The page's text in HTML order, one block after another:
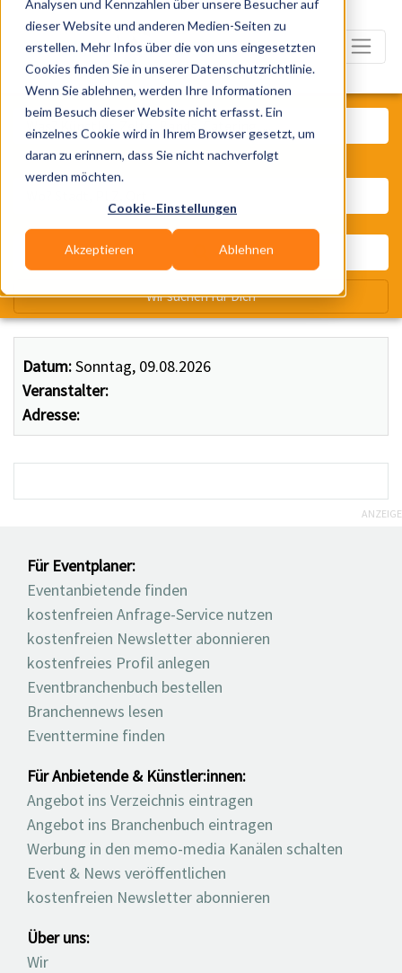
Analysen und Kennzahlen über unsere Besucher auf
dieser Website und anderen Medien-Seiten zu
erstellen. Mehr Infos über die von uns eingesetzten
Cookies finden Sie in unserer Datenschutzrichtlinie.
Wenn Sie ablehnen, werden Ihre Informationen
beim Besuch dieser Website nicht erfasst. Ein
einzelnes Cookie wird in Ihrem Browser gesetzt, um
daran zu erinnern, dass Sie nicht nachverfolgt
werden möchten.
Cookie-Einstellungen
Akzeptieren Ablehnen
Datum:Sonntag, 09.08.2026
Veranstalter:
Adresse:
Was? Künstler, Zelte, Bands,
Wir suchen für Dich
ANZEIGE
Für Eventplaner:
Eventanbietende finden
kostenfreien Anfrage-Service nutzen
kostenfreien Newsletter abonnieren
kostenfreies Profil anlegen
Eventbranchenbuch bestellen
Branchennews lesen
Eventtermine finden
Für Anbietende & Künstler:innen:
Angebot ins Verzeichnis eintragen
Angebot ins Branchenbuch eintragen
Werbung in den memo-media Kanälen schalten
Event & News veröffentlichen
kostenfreien Newsletter abonnieren
Über uns:
Wir